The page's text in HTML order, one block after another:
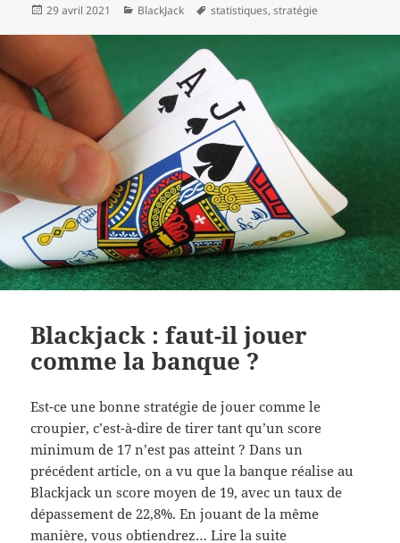
Publié
29 avril 2021 Catégories
BlackJack
Mots-
statistiques,stratégie
Blackjack : faut-il jouer
comme la banque ?
Est-ce une bonne stratégie de jouer comme le
croupier, c’est-à-dire de tirer tant qu’un score
minimum de 17 n’est pas atteint ? Dans un
précédent article, on a vu que la banque réalise au
Blackjack un score moyen de 19, avec un taux de
dépassement de 22,8%. En jouant de la même
manière, vous obtiendrez…Lire la suite